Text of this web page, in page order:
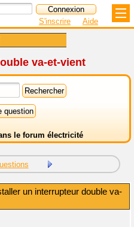
S'inscrire Aide
va-et-vient
le forum électricité
un interrupteur double va-